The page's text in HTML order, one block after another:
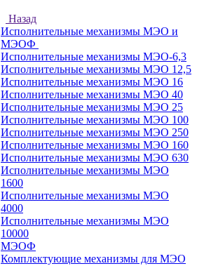
Назад
Исполнительные механизмы МЭО и
МЭОФ
Исполнительные механизмы МЭО-6,3
Исполнительные механизмы МЭО 12,5
Исполнительные механизмы МЭО 16
Исполнительные механизмы МЭО 40
Исполнительные механизмы МЭО 25
Исполнительные механизмы МЭО 100
Исполнительные механизмы МЭО 250
Исполнительные механизмы МЭО 160
Исполнительные механизмы МЭО 630
Исполнительные механизмы МЭО
1600
Исполнительные механизмы МЭО
4000
Исполнительные механизмы МЭО
10000
МЭОФ
Комплектующие механизмы для МЭО